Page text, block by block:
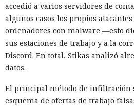
Las herramientas de IA
atacantes solo una fuente de
forman parte del propio ataque.
registros de uso de IA y descubrió
lenguaje ya ayudan a los hackers
maliciosas, escalar operaciones y
que las restricciones de seguridad
eluden con bastante facilidad.
accedió a varios servidores de
algunos casos los propios
ordenadores con malware —esto
sus estaciones de trabajo y a la
Discord. En total, Stikas analizó
datos.
El principal método de infiltración
esquema de ofertas de trabajo